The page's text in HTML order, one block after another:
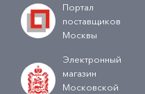
Портал
поставщиков
Москвы
Электронный
магазин
Московской